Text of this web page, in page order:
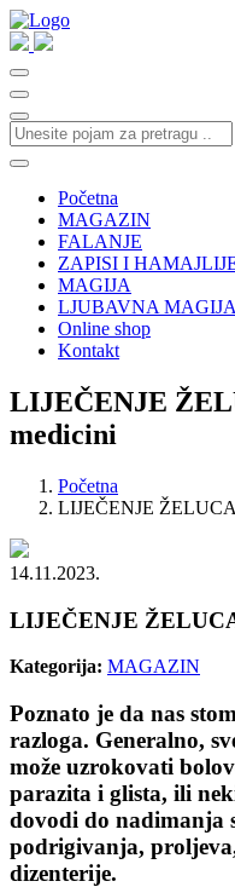
Početna
MAGAZIN
FALANJE
ZAPISI I
MAGIJA
LJUBAVNA MAGIJA
Online shop
Kontakt
LIJEČENJE
medicini
Početna
LIJEČENJE
14.11.2023.
LIJEČENJE
Kategorija: MAGAZIN
Poznato je da nas
razloga. Generalno,
može uzrokovati
parazita i glista, ili
dovodi do nadimanja
podrigivanja,
dizenterije.